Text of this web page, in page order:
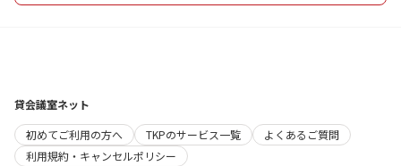
貸会議室ネット
初めてご利用の方へ
TKPのサービス一覧
よくあるご質問
利用規約・キャンセルポリシー